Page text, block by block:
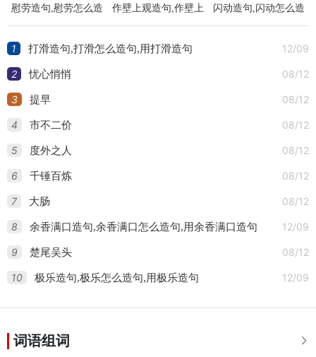
慰劳造句,慰劳怎么造
句,用慰劳造句
作壁上观造句,作壁上
观怎么造句,用作壁上
观造句
闪动造句,闪动怎么造
句,用闪动造句
1 12/09
打滑造句,打滑怎么造句,用打滑造句
2 08/12
忧心悄悄
3 08/12
提早
4 08/12
市不二价
5 08/12
度外之人
6 08/12
千锤百炼
7 08/12
大肠
8 12/09
余香满口造句,余香满口怎么造句,用余香满口造句
9 08/12
楚尾吴头
10 12/09
极乐造句,极乐怎么造句,用极乐造句

词语组词